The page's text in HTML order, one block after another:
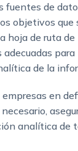
de
objetivos que
hoja de ruta
de la
en
analítica de